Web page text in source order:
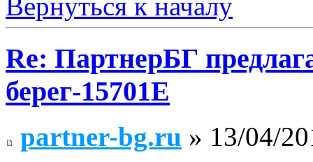
Вернуться к началу
Re: ПартнерБГ
берег-15701Е
partner-bg.ru » 13/04/